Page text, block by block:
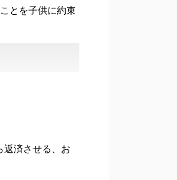
とを子供に約束
返済させる、お